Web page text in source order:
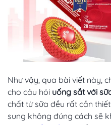
Như vậy, qua bài viết này,
cho câu hỏi uống sắt với
chất từ sữa đều rất cần
sung không đúng cách sẽ